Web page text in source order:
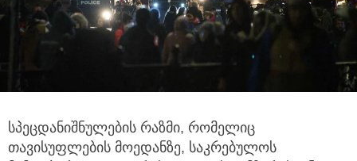
სპეცდანიშნულების რაზმი, რომელიც
თავისუფლების მოედანზე, საკრებულოს